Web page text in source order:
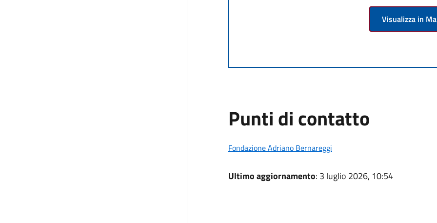
Visualizza in
Punti di contatto
Fondazione Adriano Bernareggi
Ultimo aggiornamento: 3 luglio 2026, 10:54